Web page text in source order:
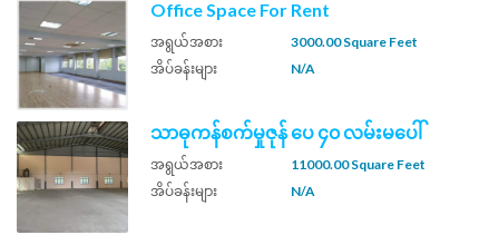
Office Space For Rent
အရွယ်အစား
3000.00 Square Feet
အိပ်ခန်းများ
N/A
သာဓုကန်စက်မှုဇုန် ပေ ၄၀ လမ်းမပေါ်
အရွယ်အစား
11000.00 Square Feet
အိပ်ခန်းများ
N/A